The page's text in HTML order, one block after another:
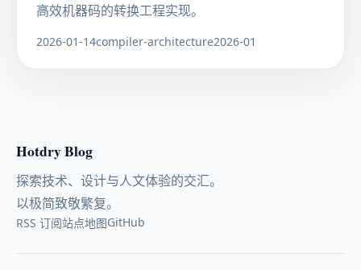
高效机器码的转换工程实现。
2026-01-14compiler-architecture2026-01
Hotdry Blog
探索技术、设计与人文体验的交汇。
以极简致敬繁复。
RSS 订阅站点地图GitHub